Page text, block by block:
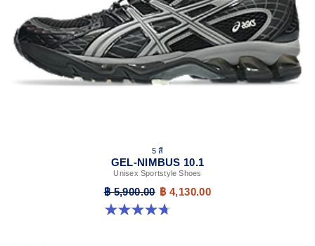
5 สี
GEL-NIMBUS 10.1
Unisex Sportstyle Shoes
฿ 5,900.00 ฿ 4,130.00
4.7 จาก 5 ดาว 305 รีวิว